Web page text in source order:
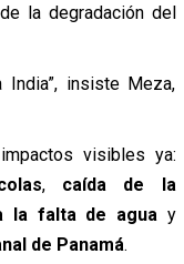
la degradación del
India”, insiste Meza,
visibles ya:
, caída de la
la falta de agua y
de Panamá.